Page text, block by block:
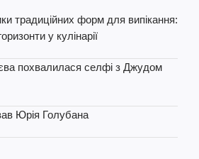
традиційних форм для випікання:
у кулінарії
похвалилася селфі з Джудом
Юрія Голубана